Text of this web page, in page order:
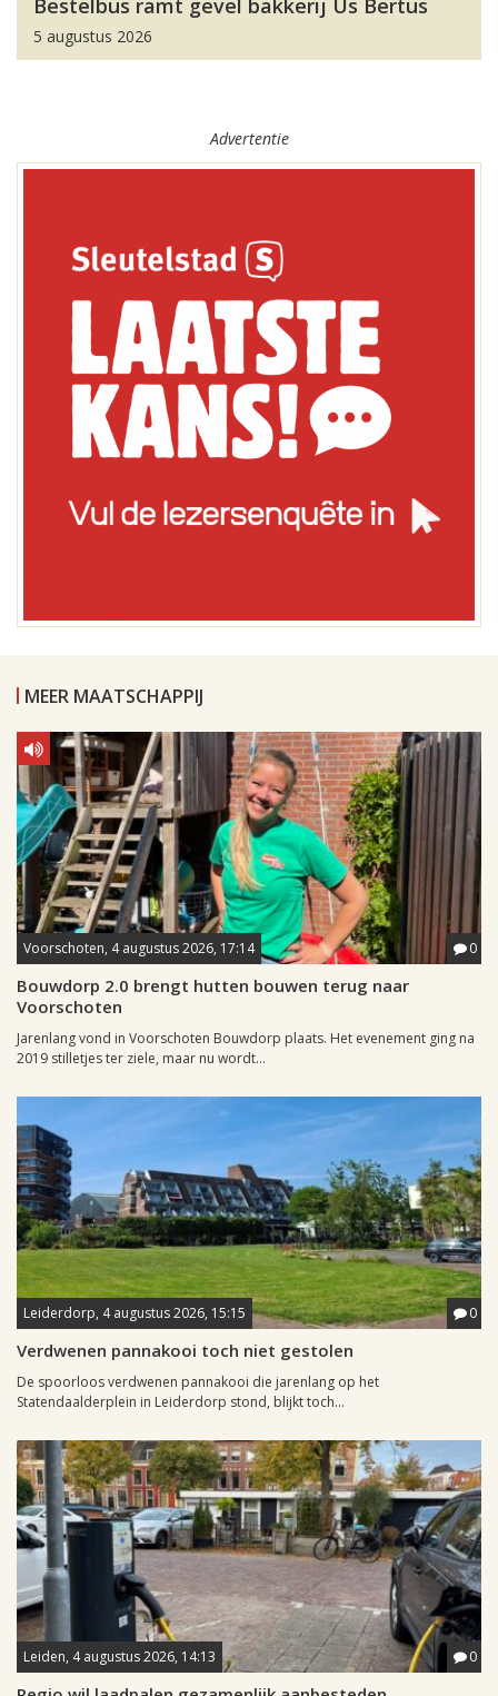
Bestelbus ramt gevel bakkerij Us Bertus
5 augustus 2026
Advertentie
MEER MAATSCHAPPIJ
Voorschoten, 4 augustus 2026, 17:14 0
Bouwdorp 2.0 brengt hutten bouwen terug naar
Voorschoten
Jarenlang vond in Voorschoten Bouwdorp plaats. Het evenement ging na
2019 stilletjes ter ziele, maar nu wordt...
Leiderdorp, 4 augustus 2026, 15:15 0
Verdwenen pannakooi toch niet gestolen
De spoorloos verdwenen pannakooi die jarenlang op het
Statendaalderplein in Leiderdorp stond, blijkt toch...
Leiden, 4 augustus 2026, 14:13 0